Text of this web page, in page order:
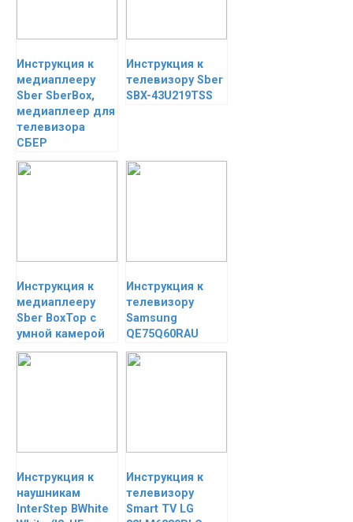
Инструкция к
медиаплееру
Sber SberBox,
медиаплеер для
телевизора
СБЕР
Инструкция к
телевизору Sber
SBX-43U219TSS
Инструкция к
медиаплееру
Sber BoxTop с
умной камерой
Инструкция к
телевизору
Samsung
QE75Q60RAU
Инструкция к
наушникам
InterStep BWhite
Инструкция к
телевизору
Smart TV LG